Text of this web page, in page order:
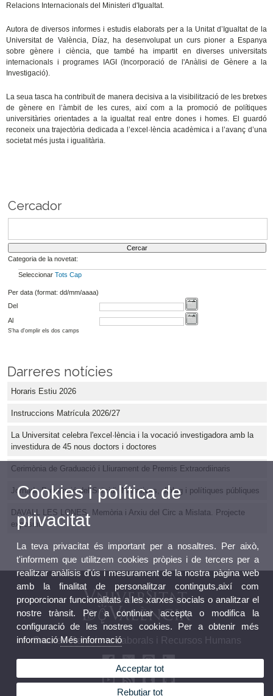
Relacions Internacionals del Ministeri d'Igualtat.
Autora de diversos informes i estudis elaborats per a la Unitat d’Igualtat de la
Universitat de València, Díaz, ha desenvolupat un curs pioner a Espanya
sobre gènere i ciència, que també ha impartit en diverses universitats
internacionals i programes IAGI (Incorporació de l'Anàlisi de Gènere a la
Investigació).
La seua tasca ha contribuït de manera decisiva a la visibilització de les bretxes
de gènere en l’àmbit de les cures, així com a la promoció de polítiques
universitàries orientades a la igualtat real entre dones i homes. El guardó
reconeix una trajectòria dedicada a l’excel·lència acadèmica i a l’avanç d’una
societat més justa i igualitària.
Cercador
Categoria de la novetat:
Seleccionar Tots Cap
Per data (format: dd/mm/aaaa)
Del
Al
S'ha d'omplir els dos camps
Darreres notícies
Horaris Estiu 2026
Instruccions Matrícula 2026/27
La Universitat celebra l'excel·lència i la vocació investigadora amb la
investidura de 45 nous doctors i doctores
Cerimònia de Graduació i Lliurament de Premis Extraordiinaris
Jornada Prevenció del Suïcidi: Narratives, diàleg i polítiques públiques
DAVALL LES LONES. Memòria i Arxiu del Circ a Mislata. Projecte
expositiu
Grau en Relacions Laborals i Recursos Humans
Cookies i política de
privacitat
La teva privacitat és important per a nosaltres. Per això,
t'informem que utilitzem cookies pròpies i de tercers per a
realitzar anàlisis d'ús i mesurament de la nostra pàgina web
amb la finalitat de personalitzar continguts,així com
proporcionar funcionalitats a les xarxes socials o analitzar el
nostre trànsit. Per a continuar accepta o modifica la
configuració de les nostres cookies. Per a obtenir més
informacióMés informació
Acceptar tot
Rebutjar tot